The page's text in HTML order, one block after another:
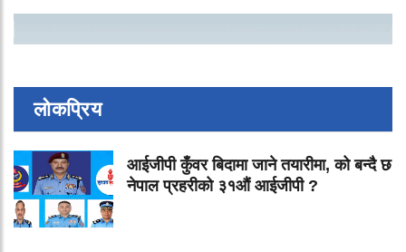
लोकप्रिय
आईजीपी कुँवर बिदामा जाने तयारीमा, को बन्दै छ
नेपाल प्रहरीको ३१औं आईजीपी ?